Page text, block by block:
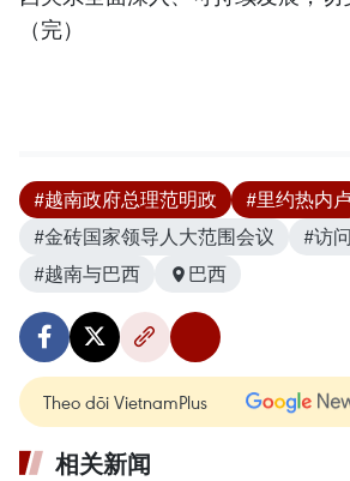
（完）
#越南政府总理范明政
#里约热内
#金砖国家领导人大范围会议
#访
#越南与巴西
巴西
Theo dõi VietnamPlus
相关新闻